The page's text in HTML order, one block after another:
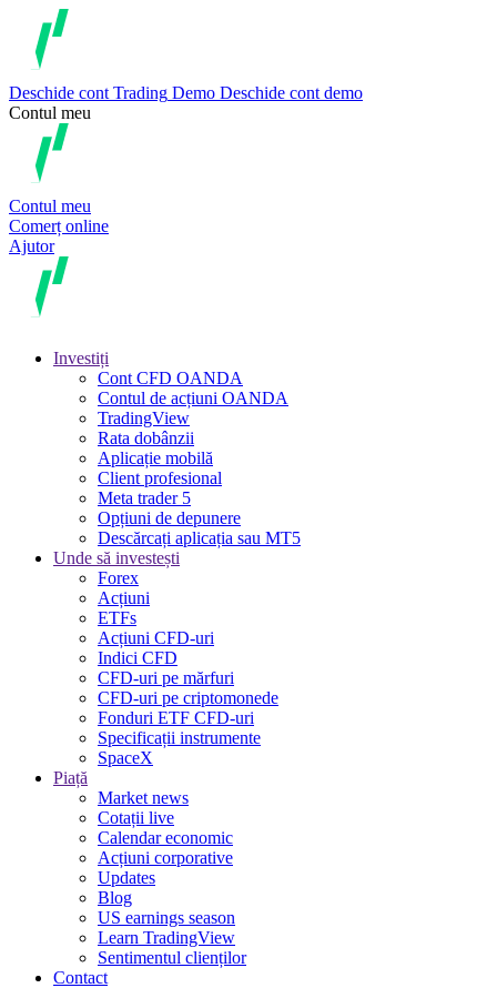
Deschide cont Trading Demo Deschide cont demo
Contul meu
Contul meu
Comerț online
Ajutor
Investiți
Cont CFD OANDA
Contul de acțiuni OANDA
TradingView
Rata dobânzii
Aplicație mobilă
Client profesional
Meta trader 5
Opțiuni de depunere
Descărcați aplicația sau MT5
Unde să investești
Forex
Acțiuni
ETFs
Acțiuni CFD-uri
Indici CFD
CFD-uri pe mărfuri
CFD-uri pe criptomonede
Fonduri ETF CFD-uri
Specificații instrumente
SpaceX
Piață
Market news
Cotații live
Calendar economic
Acțiuni corporative
Updates
Blog
US earnings season
Learn TradingView
Sentimentul clienților
Contact